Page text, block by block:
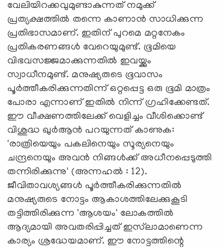
വേലിയിറക്കവുമുണ്ടാകുന്നത് നമുക്ക്
പ്രത്യക്ഷത്തില്‍ തന്നെ കാണാന്‍ സാധിക്കുന്ന
പ്രതിഭാസമാണ്. ഇതിന് പുറമെ മറ്റനേകം
പ്രതികരണങ്ങള്‍ വേറെയുമുണ്ട്. ഭൂമിയെ
വിഭവസജ്ജമാക്കുന്നതില്‍ ഇവയ്ക്കും
സ്വാധീനമുണ്ട്. മനുഷ്യരുടെ ഭൂവാസം
പൂര്‍ത്തീകരിക്കുന്നതിന്ന് ഒറ്റപ്പെട്ട ഒരു ഭൂമി മാത്രം
പോരാ എന്നാണ് ഇതില്‍ നിന്ന് ഗ്രഹിക്കേണ്ടത്.
ഈ വീക്ഷണത്തിലേക്ക് വെളിച്ചം വീശിക്കൊണ്ട്
വിശുദ്ധ ഖുര്‍ആന്‍ പറയുന്നത് കാണുക:
'രാത്രിയെയും പകലിനെയും സൂര്യനെയും
ചന്ദ്രനെയും അവന്‍ നിങ്ങള്‍ക്ക് അധീനപ്പെടുത്തി
തന്നിരിക്കുന്നു' (അന്നഹല്‍ : 12).
ജീവിതാവശ്യങ്ങള്‍ പൂര്‍ത്തീകരിക്കുന്നതില്‍
മനുഷ്യരുടെ നോട്ടം ആകാശത്തിലേക്കുകൂടി
തട്ടിത്തിരിക്കുന്ന 'ആശയം' ലോകത്തില്‍
ആദ്യമായി അവതരിപ്പിച്ചത് ഇസ്‌ലാമാണെന്ന
കാര്യം ശ്രദ്ധേയമാണ്. ഈ നോട്ടത്തിന്റെ